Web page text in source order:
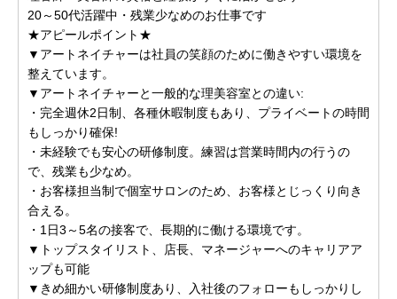
20～50代活躍中・残業少なめのお仕事です
★アピールポイント★
▼アートネイチャーは社員の笑顔のために働きやすい環境を
整えています。
▼アートネイチャーと一般的な理美容室との違い:
・完全週休2日制、各種休暇制度もあり、プライベートの時間
もしっかり確保!
・未経験でも安心の研修制度。練習は営業時間内の行うの
で、残業も少なめ。
・お客様担当制で個室サロンのため、お客様とじっくり向き
合える。
・1日3～5名の接客で、長期的に働ける環境です。
▼トップスタイリスト、店長、マネージャーへのキャリアア
ップも可能
▼きめ細かい研修制度あり、入社後のフォローもしっかりし